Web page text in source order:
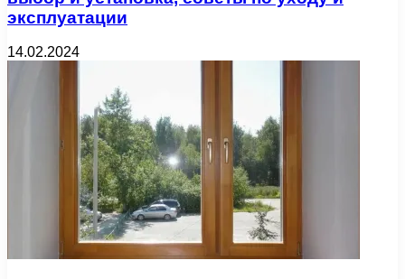
эксплуатации
14.02.2024